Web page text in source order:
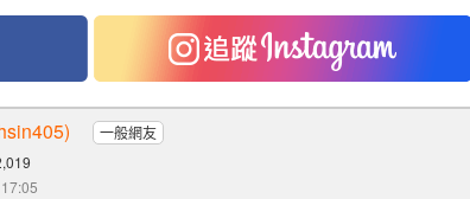
一般網友